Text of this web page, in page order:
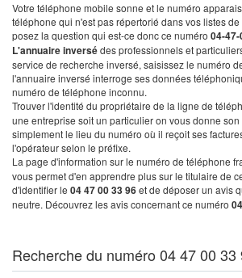
Votre téléphone mobile sonne et le numéro
téléphone qui n'est pas répertorié dans vos listes
posez la question qui est-ce donc ce numéro 04-
L'annuaire inversédes professionnels et
service de recherche inversé, saisissez le numéro
l'annuaire inversé interroge ses données
numéro de téléphone inconnu.
Trouver l'identité du propriétaire de la ligne de
une entreprise soit un particulier on vous donne
simplement le lieu du numéro où il reçoit ses
l'opérateur selon le préfixe.
La page d'information sur le numéro de téléphone
vous permet d'en apprendre plus sur le titulaire de
d'identifier le 04 47 00 33 96et de déposer un avis
neutre. Découvrez les avis concernant ce numéro
Recherche du numéro 04 47 00 33